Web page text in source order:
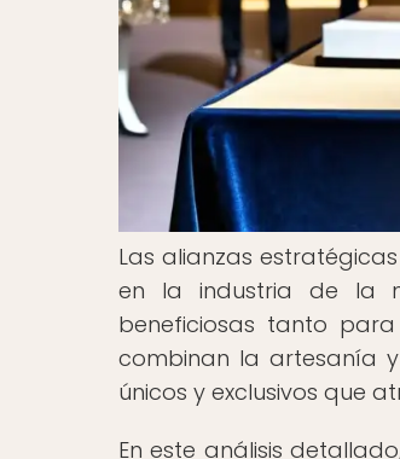
Las alianzas
en la industria de la
beneficiosas tanto
combinan la artesanía
únicos y exclusivos que
En este análisis